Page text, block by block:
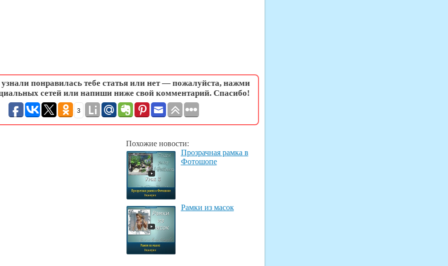
понравилась тебе статья или нет — пожалуйста, нажми
сетей или напиши ниже свой комментарий. Спасибо!
3
Похожие новости:
Прозрачная рамка в
Фотошопе
Рамки из масок